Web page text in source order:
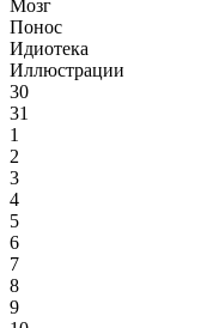
Мозг
Понос
Идиотека
Иллюстрации
30
31
1
2
3
4
5
6
7
8
9